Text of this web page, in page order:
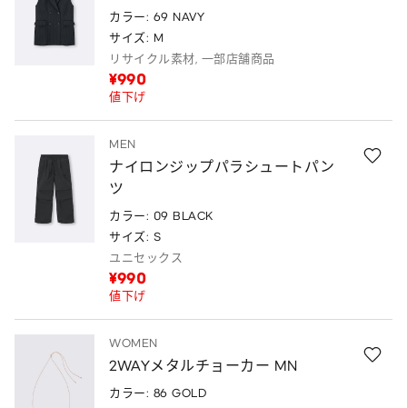
カラー: 69 NAVY
サイズ: M
リサイクル素材, 一部店舗商品
¥990
値下げ
MEN
ナイロンジップパラシュートパン
ツ
カラー: 09 BLACK
サイズ: S
ユニセックス
¥990
値下げ
WOMEN
2WAYメタルチョーカー MN
カラー: 86 GOLD